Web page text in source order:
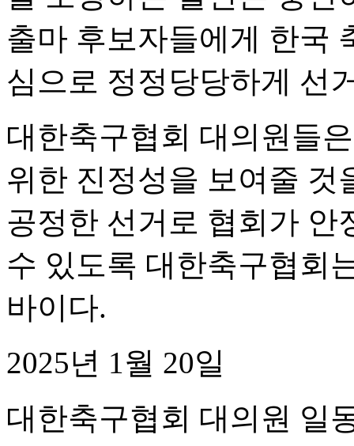
출마 후보자들에게 한국
심으로 정정당당하게 선
대한축구협회 대의원들
위한 진정성을 보여줄 것
공정한 선거로 협회가 안
수 있도록 대한축구협회
바이다.
2025년 1월 20일
대한축구협회 대의원 일